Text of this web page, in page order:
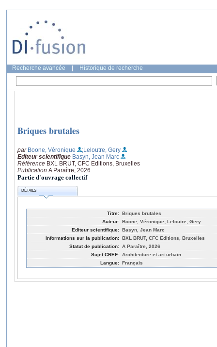
Recherche avancée Historique de recherche
Briques brutales
par Boone, Véronique
;Leloutre, Gery
Editeur scientifique Basyn, Jean Marc
Référence BXL BRUT, CFC Editions, Bruxelles
Publication A Paraître, 2026
Partie d'ouvrage collectif
DÉTAILS
Titre: Briques brutales
Auteur: Boone, Véronique; Leloutre, Gery
Editeur scientifique: Basyn, Jean Marc
Informations sur la publication: BXL BRUT, CFC Editions, Bruxelles
Statut de publication: A Paraître, 2026
Sujet CREF: Architecture et art urbain
Langue: Français